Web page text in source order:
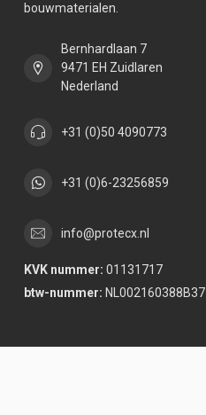
bouwmaterialen.
Bernhardlaan 7
9471 EH Zuidlaren
Nederland
+31 (0)50 4090773
+31 (0)6-23256859
info@protecx.nl
KVK nummer: 01131717
btw-nummer: NL002160388B37